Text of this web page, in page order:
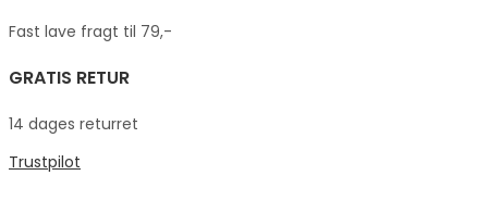
Fast lave fragt til 79,-
GRATIS RETUR
14 dages returret
Trustpilot